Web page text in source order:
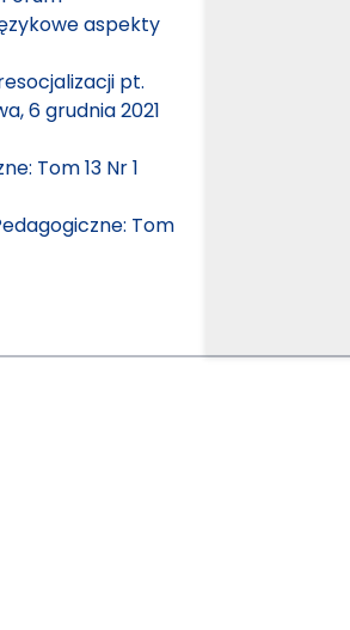
aspekty
pt.
6 grudnia 2021
Tom 13 Nr 1
Tom